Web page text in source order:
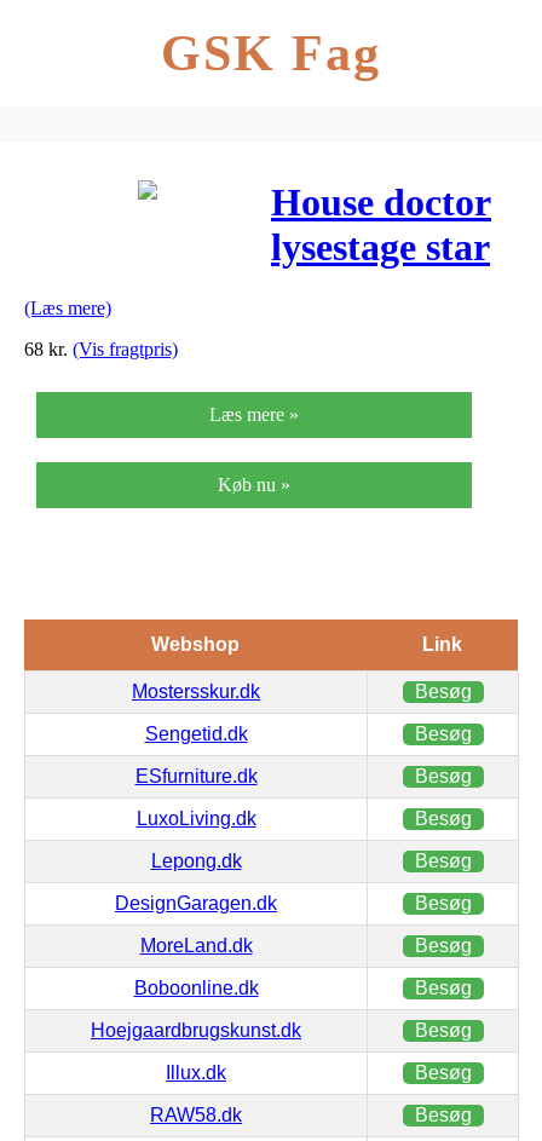
GSK Fag
House doctor
lysestage star
(Læs mere)
68 kr. (Vis fragtpris)
Læs mere »
Køb nu »
Webshop Link
Mostersskur.dk Besøg
Sengetid.dk Besøg
ESfurniture.dk Besøg
LuxoLiving.dk Besøg
Lepong.dk Besøg
DesignGaragen.dk Besøg
MoreLand.dk Besøg
Boboonline.dk Besøg
Hoejgaardbrugskunst.dk Besøg
Illux.dk Besøg
RAW58.dk Besøg